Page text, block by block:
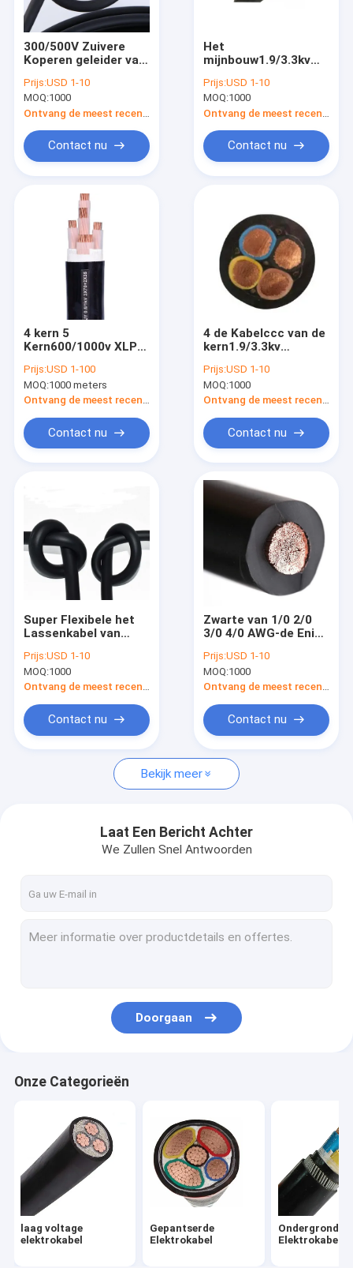
Ongeveer ons
Fabrieksreis
Nieuws
Gevallen
laag voltage elektrokabel
Ondergrondse Elektrokabel
Middelgrote Voltagekabels
multicore controlekabel
Luchtbundelkabel
naakte aluminiumleider
Geïsoleerde Elektrische Draad
300/500V Zuivere
Koperen geleider van
Geïsoleerde Kabel
1.5MM2
Prijs:USD 1-10
MOQ:1000
Contact nu
Het
mijnbouw1.9/3.3kv
Kabel Elektrokern 4 in
de schede
Prijs:USD 1-10
MOQ:1000
Contact nu
4 kern 5
Kern600/1000v XLPE
schede gestoken
Kabel
Prijs:USD 1-100
MOQ:1000 meters
Ontvang de meest recente Prijs
Contact nu
4 de Kabelccc van de
kern1.9/3.3kv
Flexibele
Rubberisolatie
Prijs:USD 1-10
MOQ:1000
Ontvang de meest recente Prijs
Contact nu
Super Flexibele het
Lassenkabel van
35mm2 50mm2
70mm2
Prijs:USD 1-10
MOQ:1000
Ontvang de meest recente Prijs
Contact nu
Zwarte van 1/0 2/0
3/0 4/0 AWG-de Enige
Lassenkabel
Prijs:USD 1-10
MOQ:1000
Ontvang de meest recente Prijs
Contact nu
Bekijk meer
Laat Een Bericht Achter
We Zullen Snel Antwoorden
Doorgaan
Onze Categorieën
laag voltage
elektrokabel
Gepantserde
Elektrokabel
Ondergrondse
Elektrokabel